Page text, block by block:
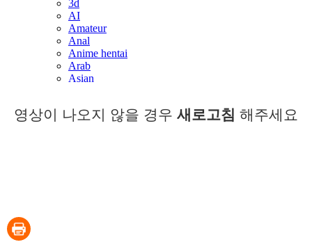
영상이 나오지 않을 경우 새로고침 해주세요